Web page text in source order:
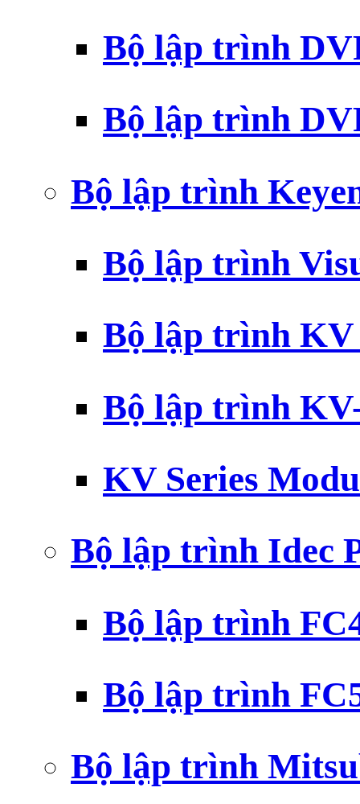
Bộ lập trình
Bộ lập trình
Bộ lập trình
Bộ lập trình
Bộ lập trình
Bộ lập trình
KV Series
Bộ lập trình Idec
Bộ lập trình
Bộ lập trình
Bộ lập trình